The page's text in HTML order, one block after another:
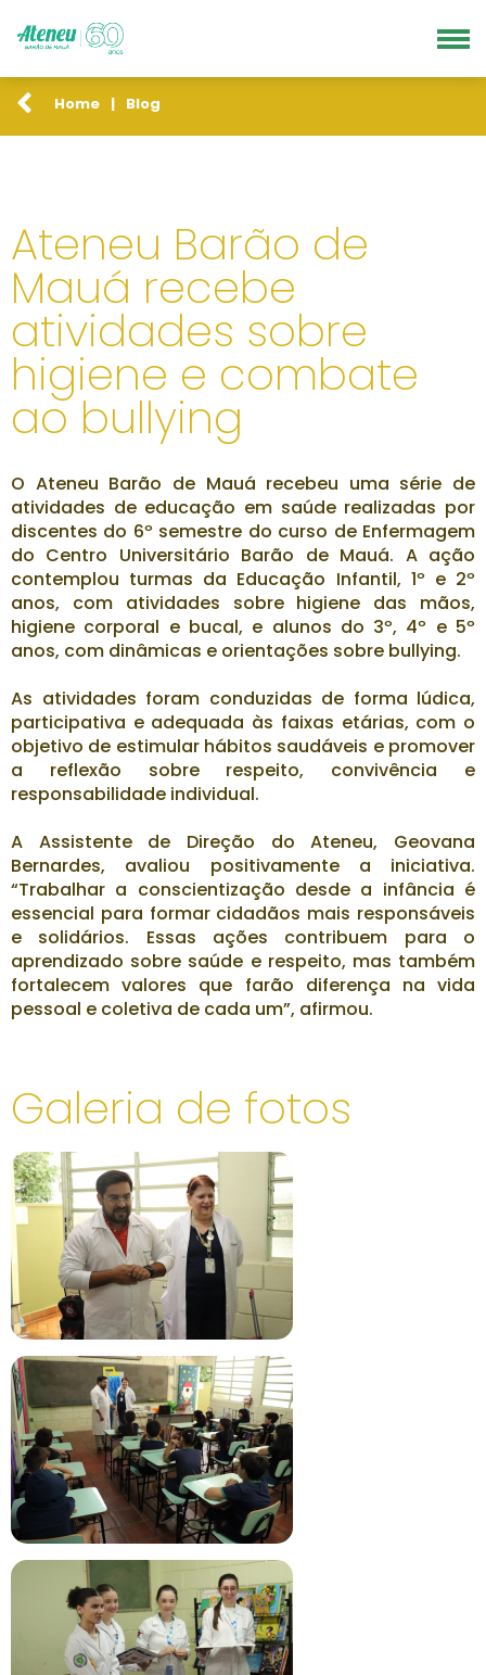
Home | Blog
Ateneu Barão de
Mauá recebe
atividades sobre
higiene e combate
ao bullying
O Ateneu Barão de Mauá recebeu uma série de
atividades de educação em saúde realizadas por
discentes do 6º semestre do curso de Enfermagem
do Centro Universitário Barão de Mauá. A ação
contemplou turmas da Educação Infantil, 1º e 2º
anos, com atividades sobre higiene das mãos,
higiene corporal e bucal, e alunos do 3º, 4º e 5º
anos, com dinâmicas e orientações sobre bullying.
As atividades foram conduzidas de forma lúdica,
participativa e adequada às faixas etárias, com o
objetivo de estimular hábitos saudáveis e promover
a reflexão sobre respeito, convivência e
responsabilidade individual.
A Assistente de Direção do Ateneu, Geovana
Bernardes, avaliou positivamente a iniciativa.
“Trabalhar a conscientização desde a infância é
essencial para formar cidadãos mais responsáveis
e solidários. Essas ações contribuem para o
aprendizado sobre saúde e respeito, mas também
fortalecem valores que farão diferença na vida
pessoal e coletiva de cada um”, afirmou.
Galeria de fotos